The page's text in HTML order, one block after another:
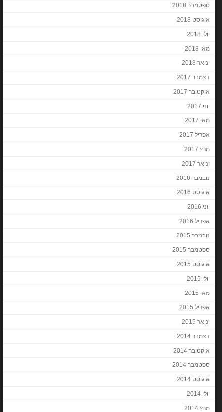
ספטמבר 2018
אוגוסט 2018
יולי 2018
מאי 2018
ינואר 2018
דצמבר 2017
אוקטובר 2017
יוני 2017
מאי 2017
אפריל 2017
מרץ 2017
ינואר 2017
נובמבר 2016
אוגוסט 2016
יוני 2016
אפריל 2016
נובמבר 2015
ספטמבר 2015
אוגוסט 2015
יולי 2015
מאי 2015
אפריל 2015
ינואר 2015
דצמבר 2014
אוקטובר 2014
ספטמבר 2014
אוגוסט 2014
יולי 2014
מרץ 2014